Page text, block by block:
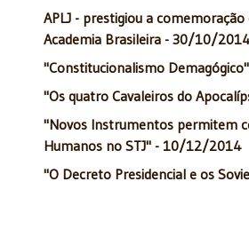
APLJ - prestigiou a
Academia Brasileira - 30/10/
"Constitucionalismo
"Os quatro Cavaleiros do
"Novos Instrumentos permitem
Humanos no STJ" - 10/12/2014
"O Decreto Presidencial e os